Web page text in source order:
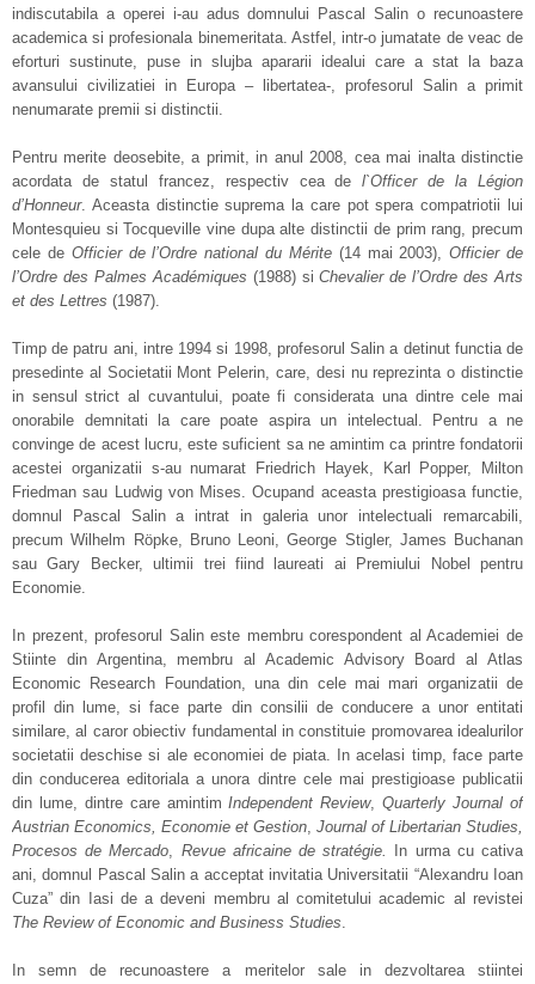
indiscutabila a operei i-au adus domnului Pascal Salin o recunoastere
academica si profesionala binemeritata. Astfel, intr-o jumatate de veac de
eforturi sustinute, puse in slujba apararii idealui care a stat la baza
avansului civilizatiei in Europa – libertatea-, profesorul Salin a primit
nenumarate premii si distinctii.
Pentru merite deosebite, a primit, in anul 2008, cea mai inalta distinctie
acordata de statul francez, respectiv cea del`Officer de laLégion
d’Honneur. Aceasta distinctie suprema la care pot spera compatriotii lui
Montesquieu si Tocqueville vine dupa alte distinctii de prim rang, precum
cele de Officier de l’Ordre national du Mérite(14 mai 2003),Officier de
l’Ordre des Palmes Académiques (1988) siChevalier de l’Ordre des Arts
et des Lettres (1987).
Timp de patru ani, intre 1994 si 1998, profesorul Salin a detinut functia de
presedinte al Societatii Mont Pelerin, care, desi nu reprezinta o distinctie
in sensul strict al cuvantului, poate fi considerata una dintre cele mai
onorabile demnitati la care poate aspira un intelectual. Pentru a ne
convinge de acest lucru, este suficient sa ne amintim ca printre fondatorii
acestei organizatii s-au numarat Friedrich Hayek, Karl Popper, Milton
Friedman sau Ludwig von Mises. Ocupand aceasta prestigioasa functie,
domnul Pascal Salin a intrat in galeria unor intelectuali remarcabili,
precum Wilhelm Röpke, Bruno Leoni, George Stigler, James Buchanan
sau Gary Becker, ultimii trei fiind laureati ai Premiului Nobel pentru
Economie.
In prezent, profesorul Salin este membru corespondent al Academiei de
Stiinte din Argentina, membru al Academic Advisory Board al Atlas
Economic Research Foundation, una din cele mai mari organizatii de
profil din lume, si face parte din consilii de conducere a unor entitati
similare, al caror obiectiv fundamental in constituie promovarea idealurilor
societatii deschise si ale economiei de piata. In acelasi timp, face parte
din conducerea editoriala a unora dintre cele mai prestigioase publicatii
din lume, dintre care amintimIndependent Review,Quarterly Journal of
Austrian Economics, Economie et Gestion, Journal of Libertarian Studies,
Procesos de Mercado, Revue africaine de stratégie.
In urma cu cativa
ani, domnul Pascal Salin a acceptat invitatia Universitatii “Alexandru Ioan
Cuza” din Iasi de a deveni membru al comitetului academic al revistei
The Review of Economic and Business Studies.
In semn de recunoastere a meritelor sale in dezvoltarea stiintei